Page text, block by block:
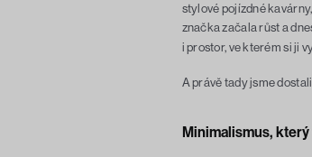
stylové pojízdné
značka začala růst a
i prostor, ve kterém si ji
A právě tady jsme
Minimalismus,